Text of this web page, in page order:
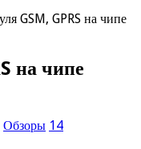
GSM, GPRS на чипе
на чипе
Обзоры 14